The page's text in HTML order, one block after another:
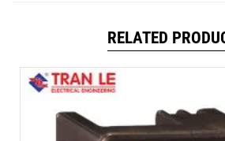
RELATED